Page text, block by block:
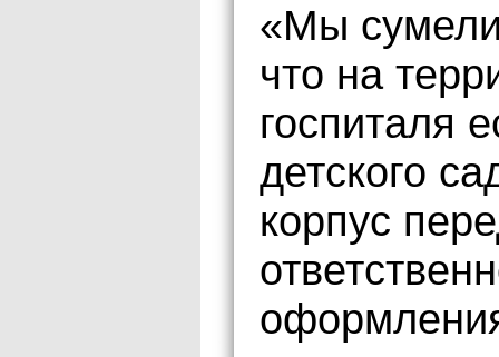
«Мы
что на
госпиталя
детского
корпус